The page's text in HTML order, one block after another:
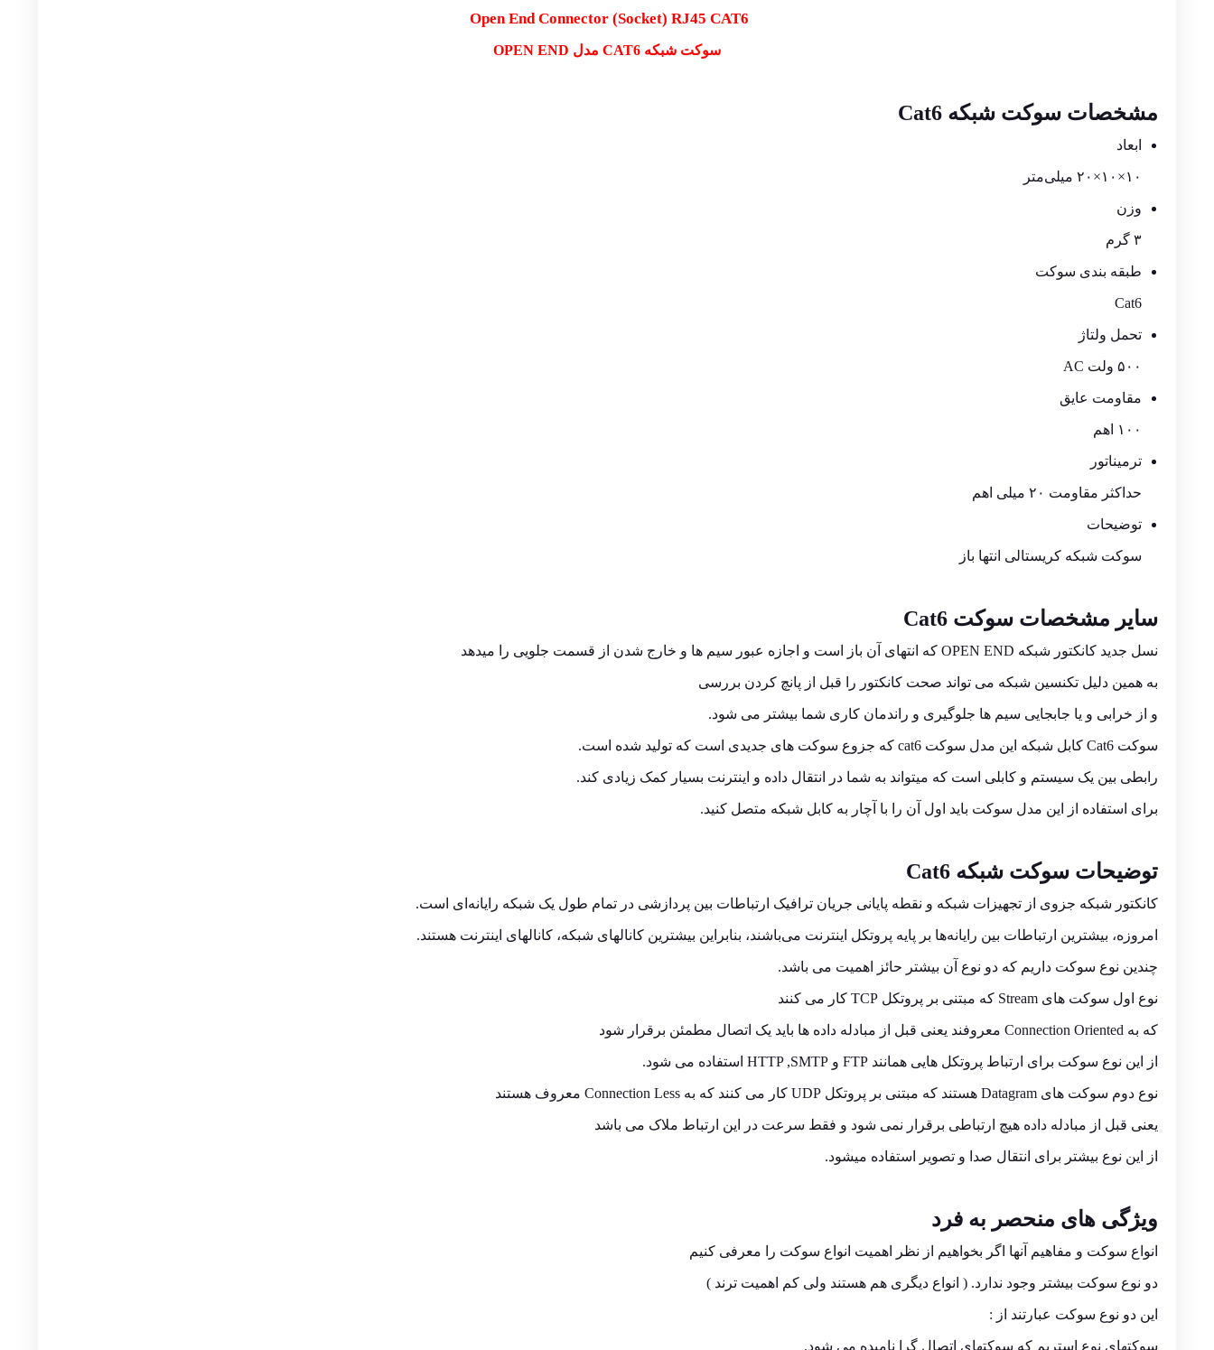
Open End Connector (Socket) RJ45 CAT6
سوکت شبکه CAT6 مدل OPEN END
مشخصات سوکت شبکه Cat6
ابعاد
۱۰×۱۰×۲۰ میلی‌متر
وزن
۳ گرم
طبقه بندی سوکت
Cat6
تحمل ولتاژ
۵۰۰ ولت AC
مقاومت عایق
۱۰۰ اهم
ترمیناتور
حداکثر مقاومت ۲۰ میلی اهم
توضیحات
سوکت شبکه کریستالی انتها باز
سایر مشخصات سوکت Cat6
نسل جدید کانکتور شبکه OPEN END که انتهای آن باز است و اجازه عبور سیم ها و خارج شدن از قسمت جلویی را میدهد
به همین دلیل تکنسین شبکه می تواند صحت کانکتور را قبل از پانچ کردن بررسی
و از خرابی و یا جابجایی سیم ها جلوگیری و راندمان کاری شما بیشتر می شود.
سوکت Cat6 کابل شبکه این مدل سوکت cat6 که جزوع سوکت های جدیدی است که تولید شده است.
رابطی بین یک سیستم و کابلی است که میتواند به شما در انتقال داده و اینترنت بسیار کمک زیادی کند.
برای استفاده از این مدل سوکت باید اول آن را با آچار به کابل شبکه متصل کنید.
توضیحات سوکت شبکه Cat6
کانکتور شبکه جزوی از تجهیزات شبکه و نقطه پایانی جریان ترافیک ارتباطات بین پردازشی در تمام طول یک شبکه رایانه‌ای است.
امروزه، بیشترین ارتباطات بین رایانه‌ها بر پایه پروتکل اینترنت می‌باشند، بنابراین بیشترین کانالهای شبکه، کانالهای اینترنت هستند.
چندین نوع سوکت داریم که دو نوع آن بیشتر حائز اهمیت می باشد.
نوع اول سوکت های Stream که مبتنی بر پروتکل TCP کار می کنند
که به Connection Oriented معروفند یعنی قبل از مبادله داده ها باید یک اتصال مطمئن برقرار شود
از این نوع سوکت برای ارتباط پروتکل هایی همانند FTP و HTTP ,SMTP استفاده می شود.
نوع دوم سوکت های Datagram هستند که مبتنی بر پروتکل UDP کار می کنند که به Connection Less معروف هستند
یعنی قبل از مبادله داده هیچ ارتباطی برقرار نمی شود و فقط سرعت در این ارتباط ملاک می باشد
از این نوع بیشتر برای انتقال صدا و تصویر استفاده میشود.
ویژگی های منحصر به فرد
انواع سوکت و مفاهیم آنها اگر بخواهیم از نظر اهمیت انواع سوکت را معرفی کنیم
دو نوع سوکت بیشتر وجود ندارد. ( انواع دیگری هم هستند ولی کم اهمیت ترند )
این دو نوع سوکت عبارتند از :
سوکتهای نوع استریم که سوکتهای اتصال گرا نامیده می شود.